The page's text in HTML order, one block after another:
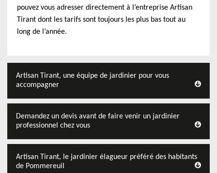
pouvez vous adresser directement à l’entreprise Artisan
Tirant dont les tarifs sont toujours les plus bas tout au
long de l’année.
Artisan Tirant, une équipe de jardinier pour vous
accompagner
Demandez un devis avant de faire venir un jardinier
professionnel chez vous
Artisan Tirant, le jardinier élagueur préféré des habitants
de Pommereuil